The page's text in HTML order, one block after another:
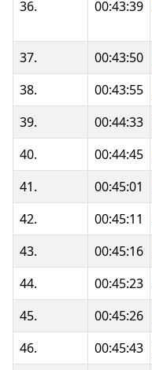
36. 00:43:39
37. 00:43:50
38.
00:43:55
39.
00:44:33
40.
00:44:45
41.
00:45:01
42.
00:45:11
43.
00:45:16
44.
00:45:23
45.
00:45:26
46.
00:45:43